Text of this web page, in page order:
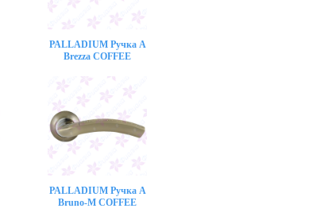
PALLADIUM Ручка A
Brezza COFFEE
PALLADIUM Ручка A
Bruno-M COFFEE